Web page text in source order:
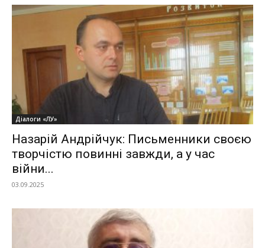
Діалоги «ЛУ»
Назарій Андрійчук: Письменники своєю
творчістю повинні завжди, а у час
війни...
03.09.2025